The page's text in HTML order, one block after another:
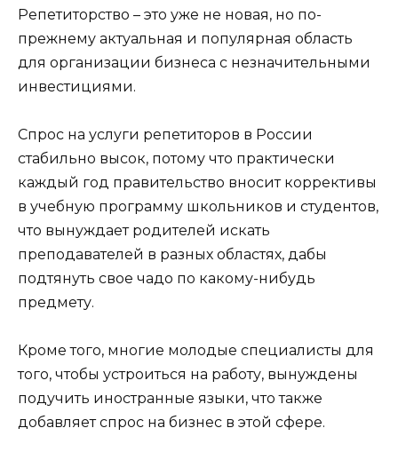
Репетиторство – это уже не новая, но по-
прежнему актуальная и популярная область
для организации бизнеса с незначительными
инвестициями.
Спрос на услуги репетиторов в России
стабильно высок, потому что практически
каждый год правительство вносит коррективы
в учебную программу школьников и студентов,
что вынуждает родителей искать
преподавателей в разных областях, дабы
подтянуть свое чадо по какому-нибудь
предмету.
Кроме того, многие молодые специалисты для
того, чтобы устроиться на работу, вынуждены
подучить иностранные языки, что также
добавляет спрос на бизнес в этой сфере.